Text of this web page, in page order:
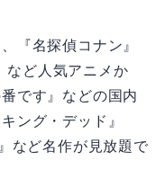
『名探偵コナン』
など人気アニメか
です』などの国内
ング・デッド』
など名作が見放題で